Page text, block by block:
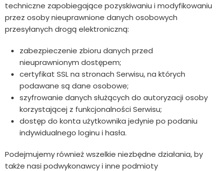
techniczne zapobiegające pozyskiwaniu i modyfikowaniu
przez osoby nieuprawnione danych osobowych
przesyłanych drogą elektroniczną:
zabezpieczenie zbioru danych przed
nieuprawnionym dostępem;
certyfikat SSL na stronach Serwisu, na których
podawane są dane osobowe;
szyfrowanie danych służących do autoryzacji osoby
korzystającej z funkcjonalności Serwisu;
dostęp do konta użytkownika jedynie po podaniu
indywidualnego loginu i hasła.
Podejmujemy również wszelkie niezbędne działania, by
także nasi podwykonawcy i inne podmioty